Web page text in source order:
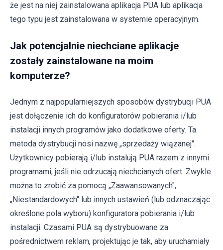
że jest na niej zainstalowana aplikacja PUA lub aplikacja
tego typu jest zainstalowana w systemie operacyjnym.
Jak potencjalnie niechciane aplikacje
zostały zainstalowane na moim
komputerze?
Jednym z najpopularniejszych sposobów dystrybucji PUA
jest dołączenie ich do konfiguratorów pobierania i/lub
instalacji innych programów jako dodatkowe oferty. Ta
metoda dystrybucji nosi nazwę „sprzedaży wiązanej".
Użytkownicy pobierają i/lub instalują PUA razem z innymi
programami, jeśli nie odrzucają niechcianych ofert. Zwykle
można to zrobić za pomocą „Zaawansowanych",
„Niestandardowych" lub innych ustawień (lub odznaczając
określone pola wyboru) konfiguratora pobierania i/lub
instalacji. Czasami PUA są dystrybuowane za
pośrednictwem reklam, projektując je tak, aby uruchamiały